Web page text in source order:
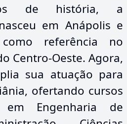
de história, a
nasceu em Anápolis e
referência no
Centro-Oeste. Agora,
sua atuação para
ofertando cursos
em Engenharia de